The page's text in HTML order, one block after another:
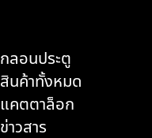
กลอนประตู
สินค้าทั้งหมด
แคตตาล็อก
ข่าวสาร